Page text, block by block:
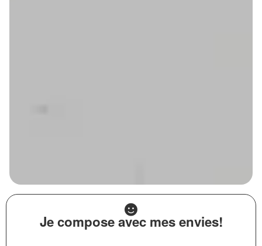
Je compose avec mes envies!